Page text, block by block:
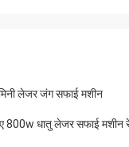
लेजर जंग सफाई मशीन
800w धातु लेजर सफाई मशीन